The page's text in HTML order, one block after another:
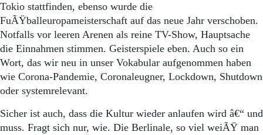
Tokio stattfinden, ebenso wurde die
FuÃŸballeuropameisterschaft auf das neue Jahr verschoben.
Notfalls vor leeren Arenen als reine TV-Show, Hauptsache
die Einnahmen stimmen. Geisterspiele eben. Auch so ein
Wort, das wir neu in unser Vokabular aufgenommen haben
wie Corona-Pandemie, Coronaleugner, Lockdown, Shutdown
oder systemrelevant.
Sicher ist auch, dass die Kultur wieder anlaufen wird â€“ und
muss. Fragt sich nur, wie. Die Berlinale, so viel weiÃŸ man